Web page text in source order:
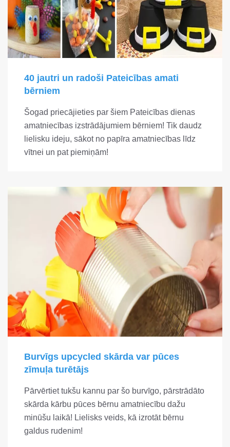
40 jautri un radoši Pateicības amati
bērniem
Šogad priecājieties par šiem Pateicības dienas
amatniecības izstrādājumiem bērniem! Tik daudz
lielisku ideju, sākot no papīra amatniecības līdz
vītnei un pat piemiņām!
Burvīgs upcycled skārda var pūces
zīmuļa turētājs
Pārvērtiet tukšu kannu par šo burvīgo, pārstrādāto
skārda kārbu pūces bērnu amatniecību dažu
minūšu laikā! Lielisks veids, kā izrotāt bērnu
galdus rudenim!